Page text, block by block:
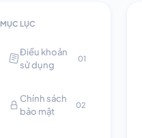
MỤC LỤC
Điều khoản
sử dụng
01
Chính sách
bảo mật
02